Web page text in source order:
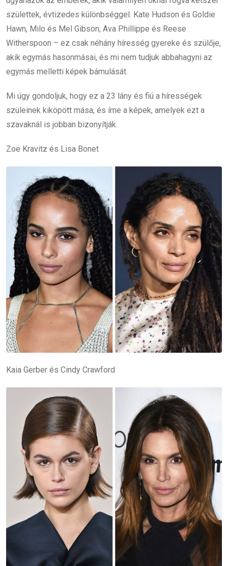
születtek, évtizedes különbséggel. Kate Hudson és Goldie
Hawn, Milo és Mel Gibson, Ava Phillippe és Reese
Witherspoon – ez csak néhány híresség gyereke és szülője,
akik egymás hasonmásai, és mi nem tudjuk abbahagyni az
egymás melletti képek bámulását.
Mi úgy gondoljuk, hogy ez a 23 lány és fiú a hírességek
szüleinek kiköpött mása, és íme a képek, amelyek ezt a
szavaknál is jobban bizonyítják.
Zoë Kravitz és Lisa Bonet
Kaia Gerber és Cindy Crawford